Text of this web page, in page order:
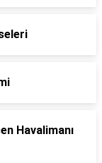
Havalimanı